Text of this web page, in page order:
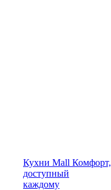
Кухни Mall Комфорт,
доступный
каждому